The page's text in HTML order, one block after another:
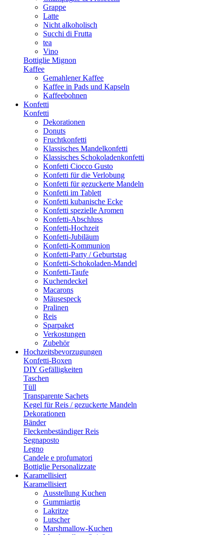
Grappe
Latte
Nicht alkoholisch
Succhi di Frutta
tea
Vino
Bottiglie Mignon
Kaffee
Gemahlener Kaffee
Kaffee in Pads und Kapseln
Kaffeebohnen
Konfetti
Konfetti
Dekorationen
Donuts
Fruchtkonfetti
Klassisches Mandelkonfetti
Klassisches Schokoladenkonfetti
Konfetti Ciocco Gusto
Konfetti für die Verlobung
Konfetti für gezuckerte Mandeln
Konfetti im Tablett
Konfetti kubanische Ecke
Konfetti spezielle Aromen
Konfetti-Abschluss
Konfetti-Hochzeit
Konfetti-Jubiläum
Konfetti-Kommunion
Konfetti-Party / Geburtstag
Konfetti-Schokoladen-Mandel
Konfetti-Taufe
Kuchendeckel
Macarons
Mäusespeck
Pralinen
Reis
Sparpaket
Verkostungen
Zubehör
Hochzeitsbevorzugungen
Konfetti-Boxen
DIY Gefälligkeiten
Taschen
Tüll
Transparente Sachets
Kegel für Reis / gezuckerte Mandeln
Dekorationen
Bänder
Fleckenbeständiger Reis
Segnaposto
Legno
Candele e profumatori
Bottiglie Personalizzate
Karamellisiert
Karamellisiert
Ausstellung Kuchen
Gummiartig
Lakritze
Lutscher
Marshmallow-Kuchen